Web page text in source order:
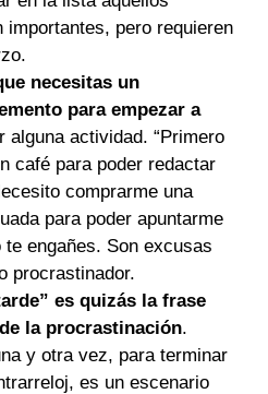
importantes, pero requieren
necesitas un
para empezar a
alguna actividad. “Primero
café para poder redactar
comprarme una
para poder apuntarme
te engañes. Son excusas
procrastinador.
es quizás la frase
la procrastinación.
y otra vez, para terminar
es un escenario